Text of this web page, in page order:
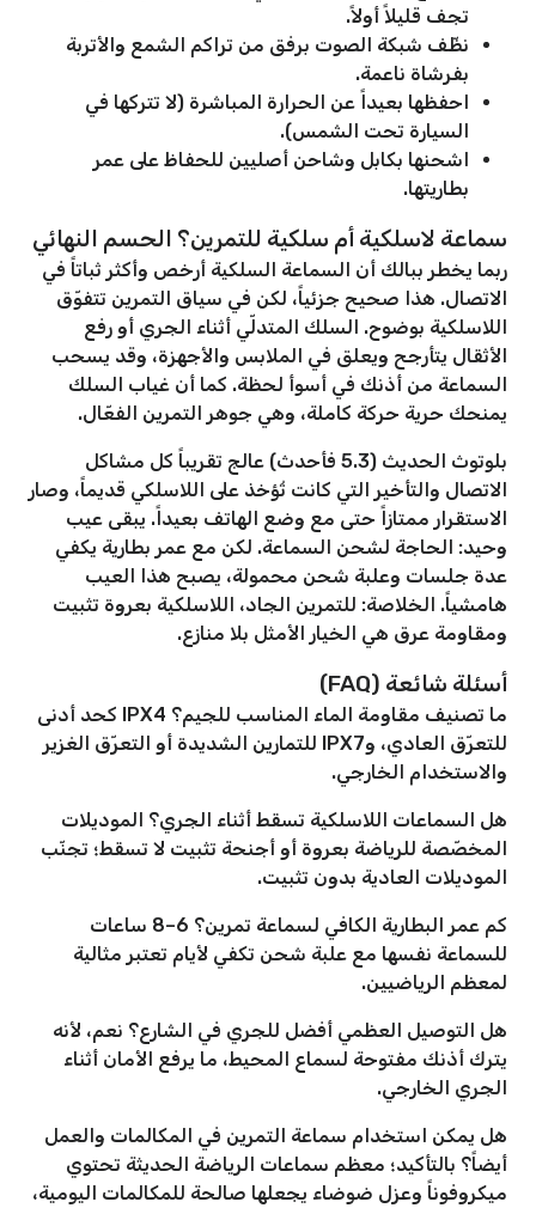
تجف قليلاً أولاً.
نظّف شبكة الصوت برفق من تراكم الشمع والأتربة
بفرشاة ناعمة.
احفظها بعيداً عن الحرارة المباشرة (لا تتركها في
السيارة تحت الشمس).
اشحنها بكابل وشاحن أصليين للحفاظ على عمر
بطاريتها.
سماعة لاسلكية أم سلكية للتمرين؟ الحسم النهائي
ربما يخطر ببالك أن السماعة السلكية أرخص وأكثر ثباتاً في
الاتصال. هذا صحيح جزئياً، لكن في سياق التمرين تتفوّق
اللاسلكية بوضوح. السلك المتدلّي أثناء الجري أو رفع
الأثقال يتأرجح ويعلق في الملابس والأجهزة، وقد يسحب
السماعة من أذنك في أسوأ لحظة. كما أن غياب السلك
يمنحك حرية حركة كاملة، وهي جوهر التمرين الفعّال.
بلوتوث الحديث (5.3 فأحدث) عالج تقريباً كل مشاكل
الاتصال والتأخير التي كانت تُؤخذ على اللاسلكي قديماً، وصار
الاستقرار ممتازاً حتى مع وضع الهاتف بعيداً. يبقى عيب
وحيد: الحاجة لشحن السماعة. لكن مع عمر بطارية يكفي
عدة جلسات وعلبة شحن محمولة، يصبح هذا العيب
هامشياً. الخلاصة: للتمرين الجاد، اللاسلكية بعروة تثبيت
ومقاومة عرق هي الخيار الأمثل بلا منازع.
أسئلة شائعة (FAQ)
ما تصنيف مقاومة الماء المناسب للجيم؟ IPX4 كحد أدنى
للتعرّق العادي، وIPX7 للتمارين الشديدة أو التعرّق الغزير
والاستخدام الخارجي.
هل السماعات اللاسلكية تسقط أثناء الجري؟ الموديلات
المخصّصة للرياضة بعروة أو أجنحة تثبيت لا تسقط؛ تجنّب
الموديلات العادية بدون تثبيت.
كم عمر البطارية الكافي لسماعة تمرين؟ 6–8 ساعات
للسماعة نفسها مع علبة شحن تكفي لأيام تعتبر مثالية
لمعظم الرياضيين.
هل التوصيل العظمي أفضل للجري في الشارع؟ نعم، لأنه
يترك أذنك مفتوحة لسماع المحيط، ما يرفع الأمان أثناء
الجري الخارجي.
هل يمكن استخدام سماعة التمرين في المكالمات والعمل
أيضاً؟ بالتأكيد؛ معظم سماعات الرياضة الحديثة تحتوي
ميكروفوناً وعزل ضوضاء يجعلها صالحة للمكالمات اليومية،